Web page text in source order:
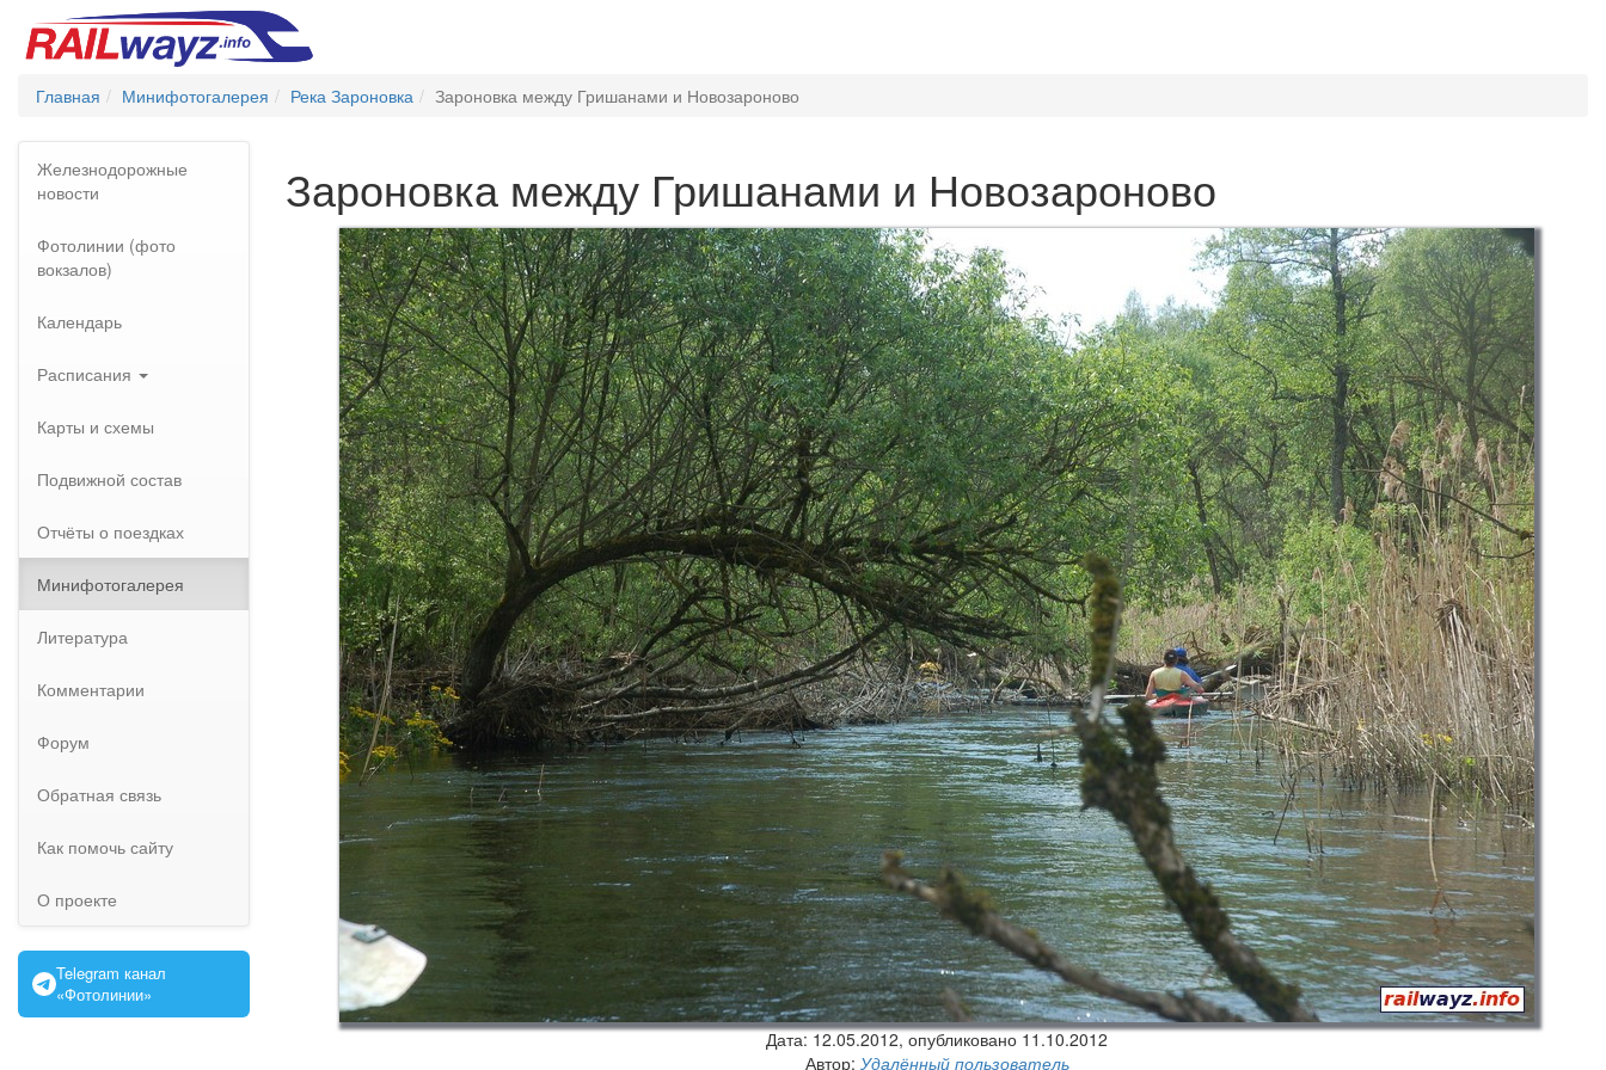
Главная Минифотогалерея Река Зароновка Зароновка между Гришанами и Новозароново
Железнодорожные
новости
Фотолинии (фото
вокзалов)
Календарь
Расписания
Карты и схемы
Подвижной состав
Отчёты о поездках
Минифотогалерея
Литература
Комментарии
Форум
Обратная связь
Как помочь сайту
О проекте
Telegram канал
«Фотолинии»
Зароновка между Гришанами и Новозароново
Дата:12.05.2012, опубликовано 11.10.2012
Автор: Удалённый пользователь